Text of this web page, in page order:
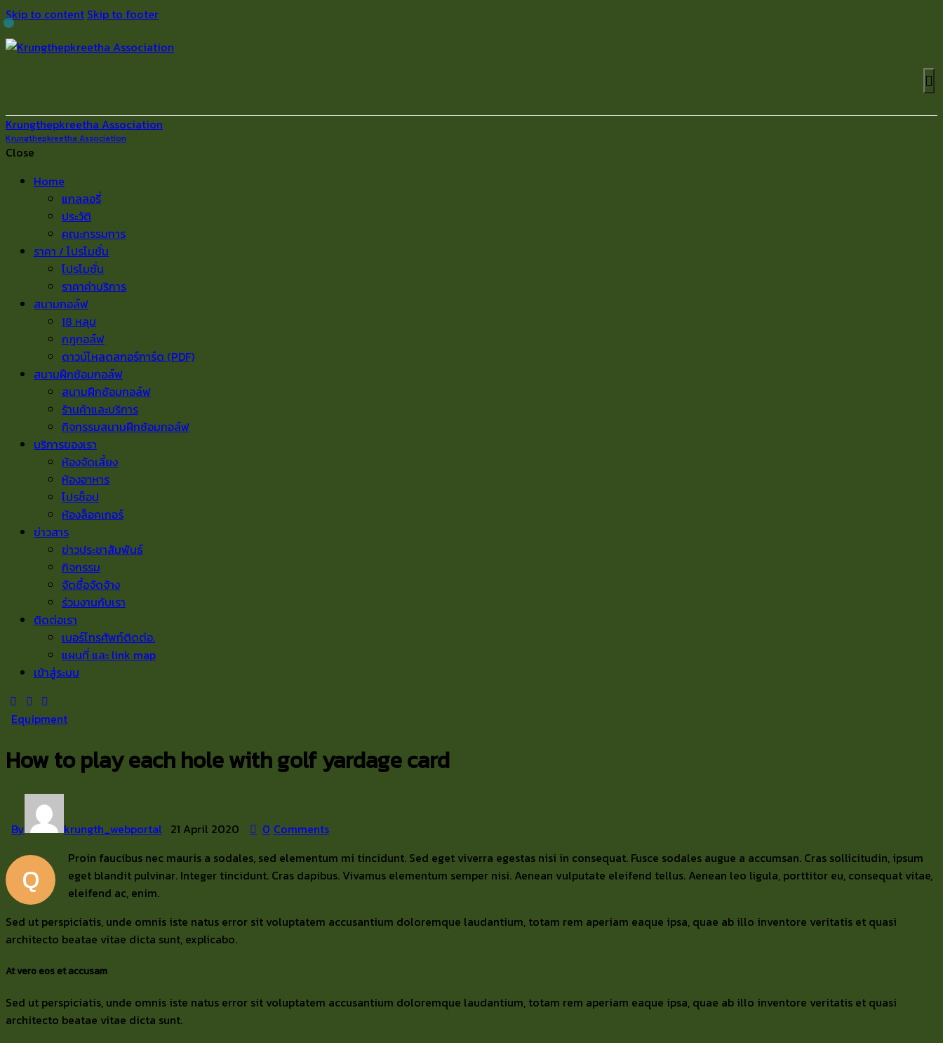
Skip to content Skip to footer
Krungthepkreetha Association
Krungthepkreetha Association
Close
Home
แกลลอรี่
ประวัติ
คณะกรรมการ
ราคา / โปรโมชั่น
โปรโมชั่น
ราคาค่าบริการ
สนามกอล์ฟ
18 หลุม
กฎกอล์ฟ
ดาวน์โหลดสกอร์การ์ด (PDF)
สนามฝึกซ้อมกอล์ฟ
สนามฝึกซ้อมกอล์ฟ
ร้านค้าและบริการ
กิจกรรมสนามฝึกซ้อมกอล์ฟ
บริการของเรา
ห้องจัดเลี้ยง
ห้องอาหาร
โปรช็อป
ห้องล็อคเกอร์
ข่าวสาร
ข่าวประชาสัมพันธ์
กิจกรรม
จัดซื้อจัดจ้าง
ร่วมงานกับเรา
ติดต่อเรา
เบอร์โทรศัพท์ติดต่อ.
แผนที่ และ link map
เข้าสู่ระบบ
Equipment
How to play each hole with golf yardage card
By krungth_webportal 21 April 2020 0 Comments
Q
Proin faucibus nec mauris a sodales, sed elementum mi tincidunt. Sed eget viverra egestas nisi in consequat. Fusce sodales augue a accumsan. Cras sollicitudin, ipsum
eget blandit pulvinar. Integer tincidunt. Cras dapibus. Vivamus elementum semper nisi. Aenean vulputate eleifend tellus. Aenean leo ligula, porttitor eu, consequat vitae,
eleifend ac, enim.
Sed ut perspiciatis, unde omnis iste natus error sit voluptatem accusantium doloremque laudantium, totam rem aperiam eaque ipsa, quae ab illo inventore veritatis et quasi
architecto beatae vitae dicta sunt, explicabo.
At vero eos et accusam
Sed ut perspiciatis, unde omnis iste natus error sit voluptatem accusantium doloremque laudantium, totam rem aperiam eaque ipsa, quae ab illo inventore veritatis et quasi
architecto beatae vitae dicta sunt.